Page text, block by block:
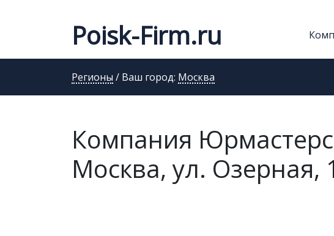
Poisk-Firm.ru
Регионы / Ваш город: Москва
Компания
Москва, ул. Озерная,